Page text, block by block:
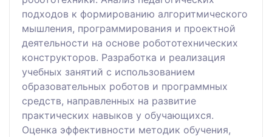
подходов к формированию алгоритмического
мышления, программирования и проектной
деятельности на основе робототехнических
конструкторов. Разработка и реализация
учебных занятий с использованием
образовательных роботов и программных
средств, направленных на развитие
практических навыков у обучающихся.
Оценка эффективности методик обучения,